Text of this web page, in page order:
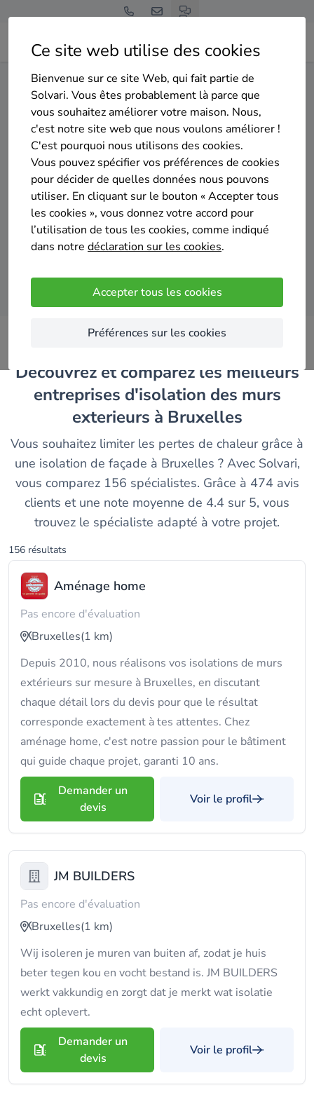
Ce site web utilise des cookies
Bienvenue sur ce site Web, qui fait partie de
Solvari. Vous êtes probablement là parce que
vous souhaitez améliorer votre maison. Nous,
c'est notre site web que nous voulons améliorer !
C'est pourquoi nous utilisons des cookies.
Vous pouvez spécifier vos préférences de cookies
pour décider de quelles données nous pouvons
utiliser. En cliquant sur le bouton « Accepter tous
les cookies », vous donnez votre accord pour
l’utilisation de tous les cookies, comme indiqué
dans notre déclaration sur les cookies.
Accepter tous les cookies
Préférences sur les cookies
Home Isolation des murs extérieurs Bruxelles Bruxelles
Gratuit et sans engagement
Top 20 des entreprises
d'isolation des murs exterieurs
à Bruxelles
Comparer des devis
Découvrez et comparez les meilleurs
entreprises d'isolation des murs
exterieurs à Bruxelles
Vous souhaitez limiter les pertes de chaleur grâce à
une isolation de façade à Bruxelles ? Avec Solvari,
vous comparez 156 spécialistes. Grâce à 474 avis
clients et une note moyenne de 4.4 sur 5, vous
trouvez le spécialiste adapté à votre projet.
156 résultats
Aménage home
Pas encore d'évaluation
Bruxelles(1 km)
Depuis 2010, nous réalisons vos isolations de murs
extérieurs sur mesure à Bruxelles, en discutant
chaque détail lors du devis pour que le résultat
corresponde exactement à tes attentes. Chez
aménage home, c'est notre passion pour le bâtiment
qui guide chaque projet, garanti 10 ans.
Demander un
devis
Voir le profil
JM BUILDERS
Pas encore d'évaluation
Bruxelles(1 km)
Wij isoleren je muren van buiten af, zodat je huis
beter tegen kou en vocht bestand is. JM BUILDERS
werkt vakkundig en zorgt dat je merkt wat isolatie
echt oplevert.
Demander un
devis
Voir le profil